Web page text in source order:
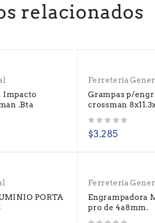
relacionados
Impacto
.Bta
Ferretería
Grampas p/
crossman
$3.285
PORTA
Ferretería
Engrampadora
pro de 4a8mm.